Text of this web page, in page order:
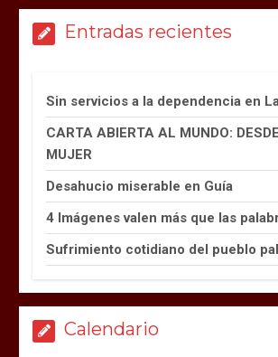
Entradas recientes
Sin servicios a la dependencia en
CARTA ABIERTA AL MUNDO:
MUJER
Desahucio miserable en Guía
4 Imágenes valen más que las
Sufrimiento cotidiano del pueblo
Calendario